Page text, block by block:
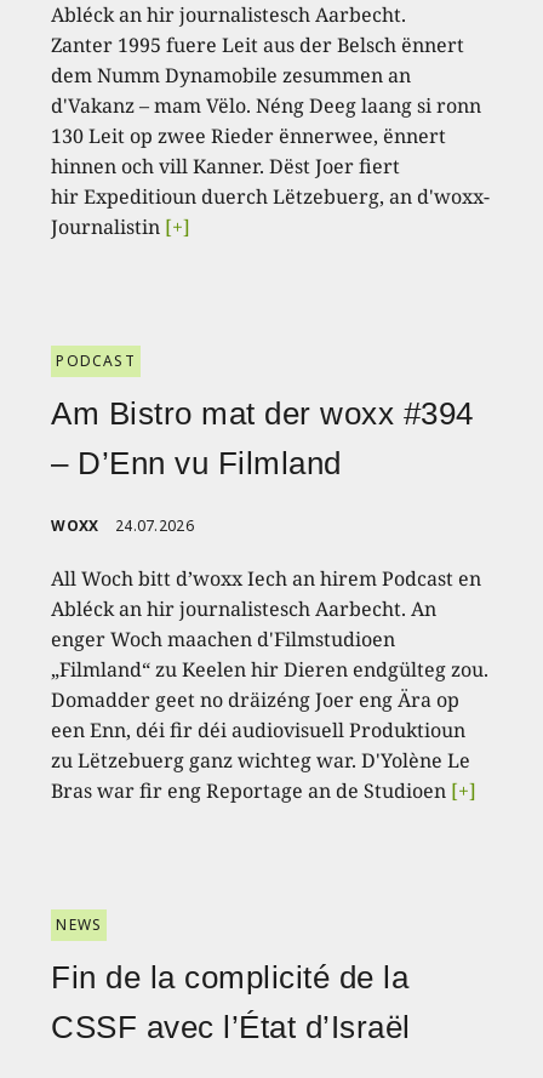
Abléck an hir journalistesch Aarbecht.
Zanter 1995 fuere Leit aus der Belsch ënnert
dem Numm Dynamobile zesummen an
d'Vakanz – mam Vëlo. Néng Deeg laang si ronn
130 Leit op zwee Rieder ënnerwee, ënnert
hinnen och vill Kanner. Dëst Joer fiert
hir Expeditioun duerch Lëtzebuerg, an d'woxx-
Journalistin [+]
PODCAST
Am Bistro mat der woxx #394
– D’Enn vu Filmland
WOXX 24.07.2026
All Woch bitt d’woxx Iech an hirem Podcast en
Abléck an hir journalistesch Aarbecht. An
enger Woch maachen d'Filmstudioen
„Filmland“ zu Keelen hir Dieren endgülteg zou.
Domadder geet no dräizéng Joer eng Ära op
een Enn, déi fir déi audiovisuell Produktioun
zu Lëtzebuerg ganz wichteg war. D'Yolène Le
Bras war fir eng Reportage an de Studioen [+]
NEWS
Fin de la complicité de la
CSSF avec l’État d’Israël